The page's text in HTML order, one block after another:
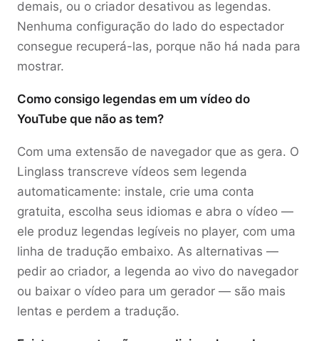
demais, ou o criador desativou as legendas.
Nenhuma configuração do lado do espectador
consegue recuperá-las, porque não há nada para
mostrar.
Como consigo legendas em um vídeo do
YouTube que não as tem?
Com uma extensão de navegador que as gera. O
Linglass transcreve vídeos sem legenda
automaticamente: instale, crie uma conta
gratuita, escolha seus idiomas e abra o vídeo —
ele produz legendas legíveis no player, com uma
linha de tradução embaixo. As alternativas —
pedir ao criador, a legenda ao vivo do navegador
ou baixar o vídeo para um gerador — são mais
lentas e perdem a tradução.